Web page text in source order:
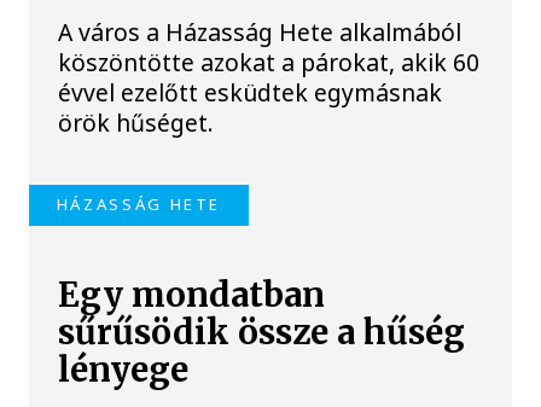
A város a Házasság Hete alkalmából
köszöntötte azokat a párokat, akik 60
évvel ezelőtt esküdtek egymásnak
örök hűséget.
HÁZASSÁG HETE
Egy mondatban
sűrűsödik össze a hűség
lényege